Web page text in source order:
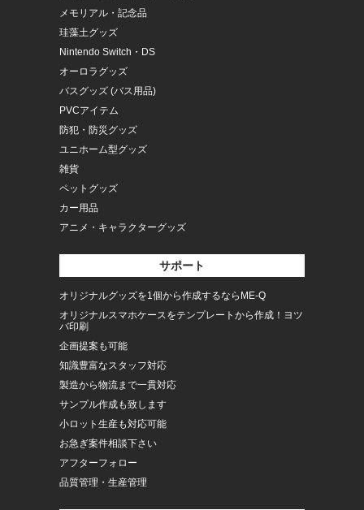
メモリアル・記念品
珪藻土グッズ
Nintendo Switch・DS
オーロラグッズ
バスグッズ (バス用品)
PVCアイテム
防犯・防災グッズ
ユニホーム型グッズ
雑貨
ペットグッズ
カー用品
アニメ・キャラクターグッズ
サポート
オリジナルグッズを1個から作成するならME-Q
オリジナルスマホケースをテンプレートから作成！ヨツ
バ印刷
企画提案も可能
知識豊富なスタッフ対応
製造から物流まで一貫対応
サンプル作成も致します
小ロット生産も対応可能
お急ぎ案件相談下さい
アフターフォロー
品質管理・生産管理